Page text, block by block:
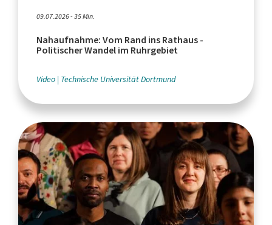
09.07.2026 - 35 Min.
Nahaufnahme: Vom Rand ins Rathaus -
Politischer Wandel im Ruhrgebiet
Video Technische Universität Dortmund